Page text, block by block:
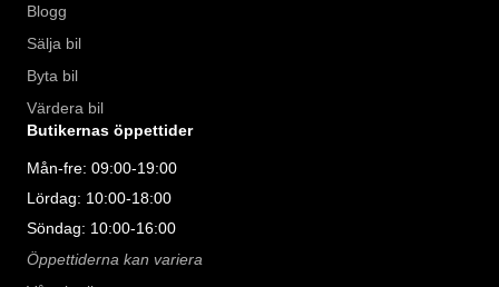
Blogg
Sälja bil
Byta bil
Värdera bil
Butikernas öppettider
Mån-fre: 09:00-19:00
Lördag: 10:00-18:00
Söndag: 10:00-16:00
Öppettiderna kan variera